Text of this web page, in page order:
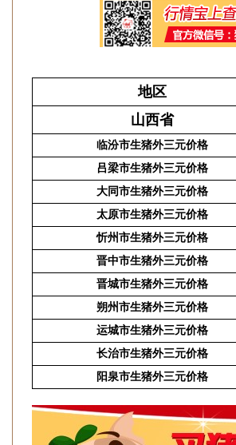
地区
山西省
临汾市生猪外三元价格
吕梁市生猪外三元价格
大同市生猪外三元价格
太原市生猪外三元价格
忻州市生猪外三元价格
晋中市生猪外三元价格
晋城市生猪外三元价格
朔州市生猪外三元价格
运城市生猪外三元价格
长治市生猪外三元价格
阳泉市生猪外三元价格